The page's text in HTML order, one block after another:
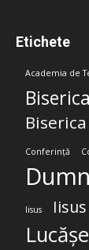
Etichete
Academia de
Conferință
Iisus